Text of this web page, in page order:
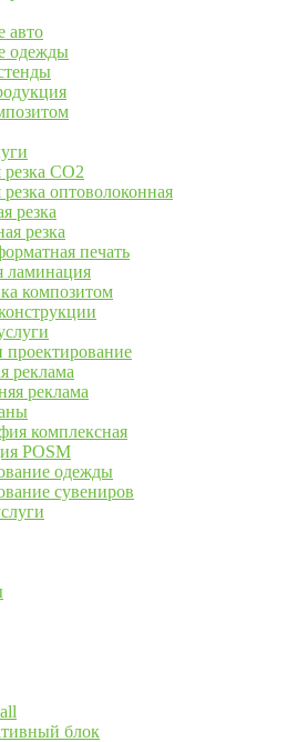
авто
одежды
резка CO2
резка оптоволоконная
резка
резка
печать
ламинация
композитом
проектирование
реклама
реклама
комплексная
POSM
одежды
сувениров
блок